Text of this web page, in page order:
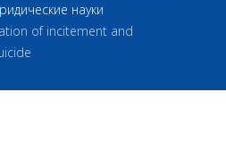
науки
of incitement and